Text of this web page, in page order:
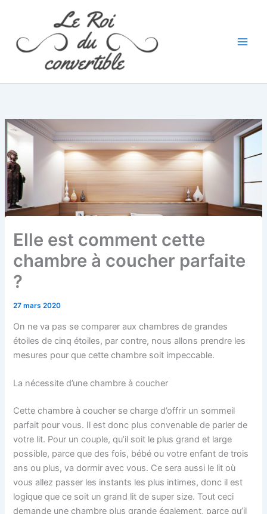
contenu
Elle est comment cette
chambre à coucher parfaite
?
27 mars 2020
On ne va pas se comparer aux chambres de grandes
étoiles de cinq étoiles, par contre, nous allons prendre les
mesures pour que cette chambre soit impeccable.
La nécessite d’une chambre à coucher
Cette chambre à coucher se charge d’offrir un sommeil
parfait pour vous. Il est donc plus convenable de parler de
votre lit. Pour un couple, qu’il soit le plus grand et large
possible, parce que des fois, bébé ou votre enfant de trois
ans ou plus, va dormir avec vous. Ce sera aussi le lit où
vous allez passer les instants les plus intimes, donc il est
logique que ce soit un grand lit de super size. Tout ceci
demande une chambre plus grande également, parce qu’il